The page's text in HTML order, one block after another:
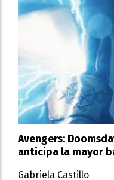
Avengers:
anticipa la mayor
Gabriela Castillo